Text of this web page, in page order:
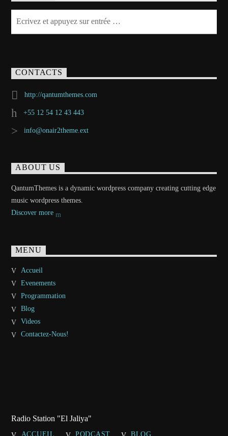
CONTACTS
http://qantumthemes.com
+55 12 54 12 43 443
info@onair2theme.ext
ABOUT US
QantumThemes is a dynamic wordpress company creating cutting edge
music wordpress themes.
Discover more
MENU
Accueil
Evenements
Programmation
Blog
Videos
Contactez-Nous!
Radio Station "El Jaliya"
ACCUEIL PODCAST BLOG